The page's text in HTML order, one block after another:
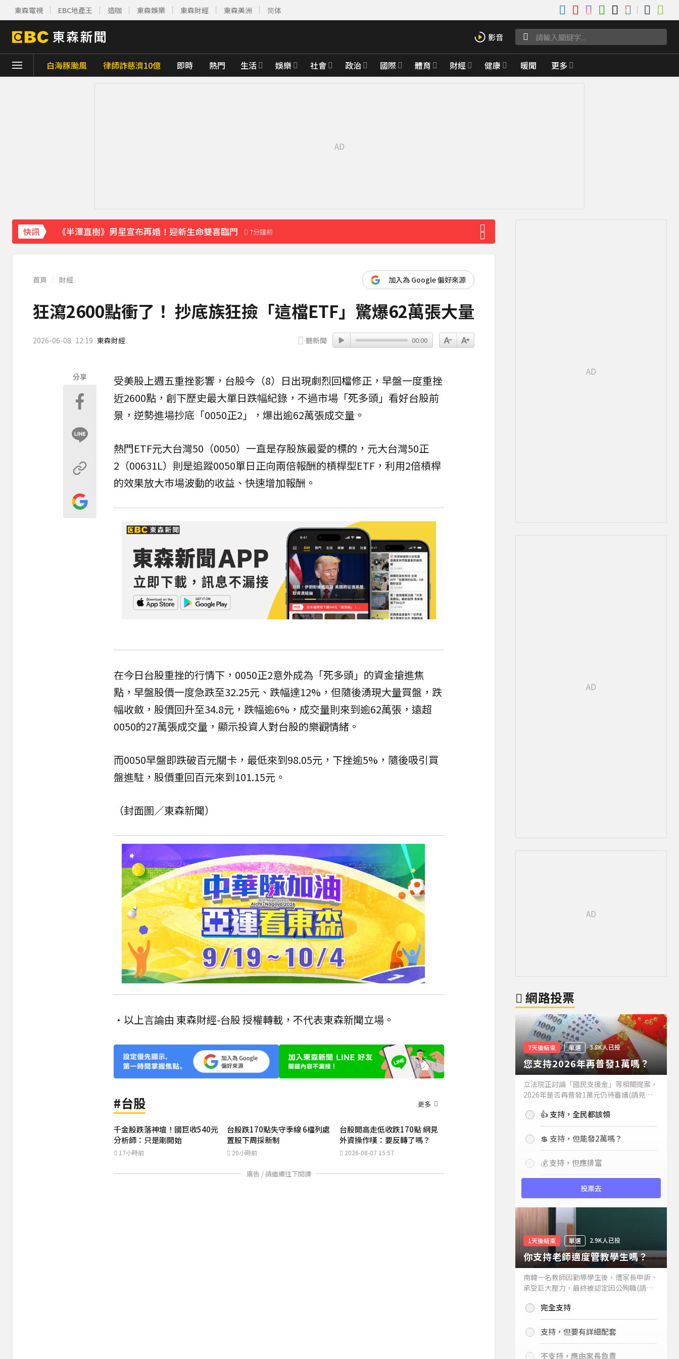
東森電視 EBC地產王 造咖 東森娛樂 東森財經 東森美洲 简体
白海豚颱風 律師詐慈濟10億 即時 熱門 生活 娛樂 社會 政治 國際 體育 財經 健康 暖聞 更多
快訊
《半澤直樹》男星宣布再婚！迎新生命雙喜臨門
7分鐘前
涉製毒、跨國販毒！埃及女星被判死刑 37分鐘前
美國抗癌網紅拒安寧！家屬證實死訊 得年26歲
寬魚營收衰退 「點名王心凌、楊丞琳」網笑翻：太誠實
神秘！ 「隱形部隊」藏河濱公園 藏身草坪難察覺
18分鐘前
首頁 財經 加入為 Google 偏好來源
狂瀉2600點衝了！ 抄底族狂撿「這檔ETF」驚爆62萬張大量
2026-06-08 12:19 東森財經 聽新聞 00:00
分享 受美股上週五重挫影響， 台股今（8）日出現劇烈回檔修正，早盤一度重挫
近2600點，創下歷史最大單日跌幅紀錄，不過市場「死多頭」看好台股前
景，逆勢進場抄底「0050正2」，爆出逾62萬張成交量。
熱門ETF元大台灣50（0050）一直是存股族最愛的標的，元大台灣50正
2（00631L）則是追蹤0050單日正向兩倍報酬的槓桿型ETF，利用2倍槓桿
的效果放大市場波動的收益、快速增加報酬。
在今日台股重挫的行情下， 0050正2意外成為「死多頭」的資金搶進焦
點，早盤股價一度急跌至32.25元、跌幅達12%，但隨後湧現大量買盤，跌
幅收斂，股價回升至34.8元，跌幅逾6%，成交量則來到逾62萬張，遠超
0050的27萬張成交量，顯示投資人對台股的樂觀情緒。
而0050早盤即跌破百元關卡，最低來到98.05元，下挫逾5%，隨後吸引買
盤進駐，股價重回百元來到101.15元。
（封面圖／東森新聞）
•以上言論由 東森財經-台股 授權轉載，不代表東森新聞立場。
#台股 更多
千金股跌落神壇！國巨收540元
分析師：只是剛開始
17小時前
台股跌170點失守季線 6檔列處
置股下周採新制
20小時前
台股開高走低收跌170點 網見
外資操作嘆：要反轉了嗎？
2026-08-07 15:57
廣告 / 請繼續往下閱讀
網路投票
7天後結束 單選 3.8K人已投
您支持2026年再普發1萬嗎？
立法院正討論「國民支援金」等相關提案，
2026年是否再普發1萬元仍待審議(請見下
持嗎？👍 支持，全民都該領
💲 支持，但能發2萬嗎？
💰 支持，但應排富
投票去
1天後結束 單選 2.9K人已投
你支持老師適度管教學生嗎？
南韓一名教師因勸導學生後，遭家長申訴、
承受巨大壓力，最終被認定因公殉職(請見
你支持老師適度管教學生嗎？
完全支持
支持，但要有詳細配套
不支持，應由家長負責